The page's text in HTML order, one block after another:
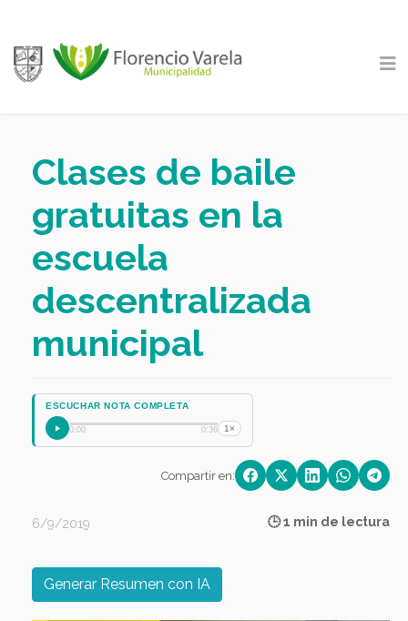
Clases de baile
gratuitas en la
escuela
descentralizada
municipal
ESCUCHAR NOTA COMPLETA
0:00 0:36 1×
Compartir en:
6/9/2019 🕒 1 min de lectura
Generar Resumen con IA